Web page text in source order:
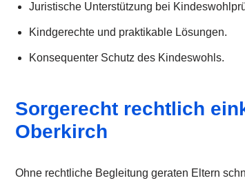
Juristische Unterstützung bei
Kindgerechte und praktikable Lösungen.
Konsequenter Schutz des Kindeswohls.
Sorgerecht rechtlich
Oberkirch
Ohne rechtliche Begleitung geraten Eltern